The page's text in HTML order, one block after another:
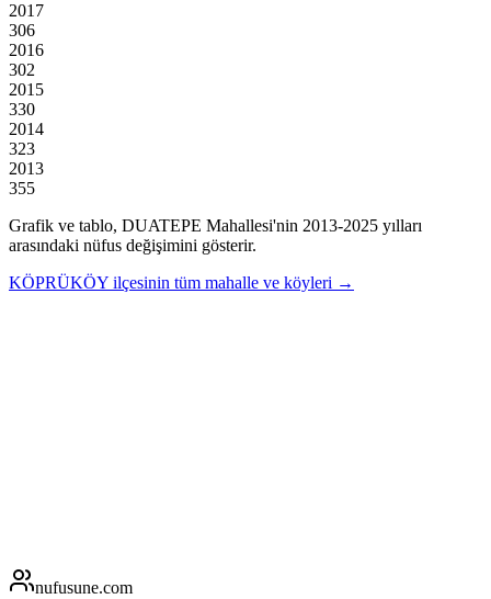
2017
306
2016
302
2015
330
2014
323
2013
355
Grafik ve tablo, DUATEPE Mahallesi'nin 2013-2025 yılları
arasındaki nüfus değişimini gösterir.
KÖPRÜKÖY ilçesinin tüm mahalle ve köyleri →
nufusune.com